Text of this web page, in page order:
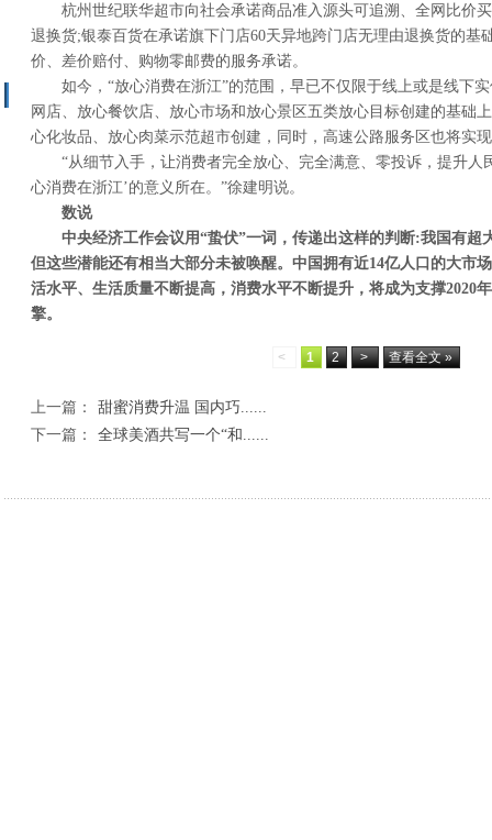
杭州世纪联华超市向社会承诺商品准入源头可追溯、全网比价
退换货;银泰百货在承诺旗下门店60天异地跨门店无理由退换货的基
价、差价赔付、购物零邮费的服务承诺。
如今，“放心消费在浙江”的范围，早已不仅限于线上或是线下
网店、放心餐饮店、放心市场和放心景区五类放心目标创建的基础
心化妆品、放心肉菜示范超市创建，同时，高速公路服务区也将实
“从细节入手，让消费者完全放心、完全满意、零投诉，提升人
心消费在浙江’的意义所在。”徐建明说。
数说
中央经济工作会议用“蛰伏”一词，传递出这样的判断:我国有超
但这些潜能还有相当大部分未被唤醒。中国拥有近14亿人口的大市
活水平、生活质量不断提高，消费水平不断提升，将成为支撑2020
擎。
< 1 2 > 查看全文 »
上一篇：
甜蜜消费升温 国内巧......
下一篇：
全球美酒共写一个“和......